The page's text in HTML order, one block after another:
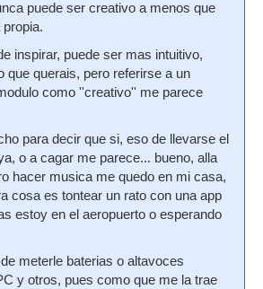
puede ser creativo a menos que
inspirar, puede ser mas intuitivo,
que querais, pero referirse a un
como ''creativo'' me parece
para decir que si, eso de llevarse el
o a cagar me parece... bueno, alla
hacer musica me quedo en mi casa,
cosa es tontear un rato con una app
estoy en el aeropuerto o esperando
meterle baterias o altavoces
y otros, pues como que me la trae